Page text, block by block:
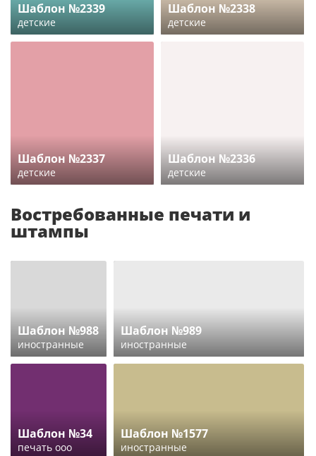
Шаблон №2339
детские
Шаблон №2338
детские
Шаблон №2337
детские
Шаблон №2336
детские
Востребованные печати и
штампы
Шаблон №988
иностранные
Шаблон №989
иностранные
Шаблон №34
печать ооо
Шаблон №1577
иностранные